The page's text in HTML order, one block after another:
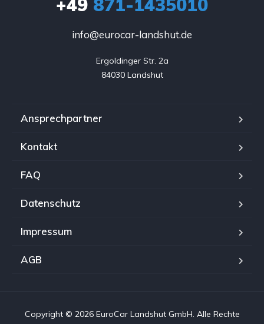
+49 871-1435010
info@eurocar-landshut.de
Ergoldinger Str. 2a
84030 Landshut
Ansprechpartner
Kontakt
FAQ
Datenschutz
Impressum
AGB
Copyright © 2026 EuroCar Landshut GmbH. Alle Rechte